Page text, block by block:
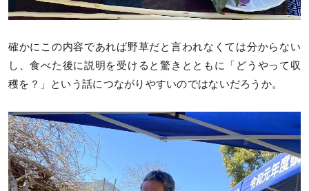
確かにこの内容であれば野草だと言われなくては分からない
し、食べた後に説明を受けると驚きとともに「どうやって収
穫を？」という話につながりやすいのではないだろうか。